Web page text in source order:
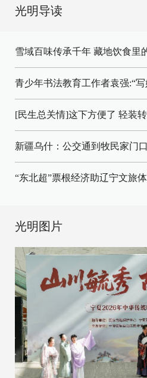
光明导读
雪域百味传承千年 藏地饮食里
青少年书法教育工作者袁强:“
[民生总关情]这下方便了 轻装
新疆乌什：公交通到牧民家门口
“东北超”票根经济助辽宁文旅
光明图片